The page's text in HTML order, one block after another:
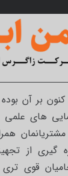
بر آن
های
گیری از
قوی تری